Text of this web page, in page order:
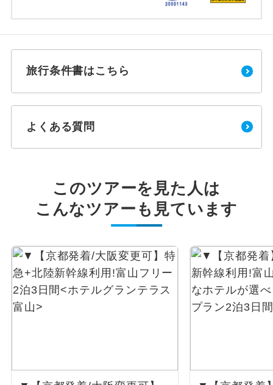
旅行条件書はこちら
よくある質問
このツアーを見た人は
こんなツアーも見ています